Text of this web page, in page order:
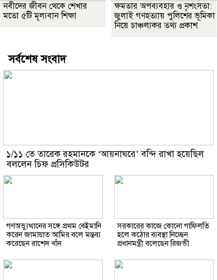
নবীদের জীবন থেকে শেখার
মতো ৫টি মূল্যবান শিক্ষা
ক্ষমতার অপব্যবহার ও নৃশংসতা:
জুলাই গণহত্যায় পুলিশের ভূমিকা
নিয়ে চাঞ্চল্যকর তথ্য প্রকাশ
সর্বশেষ সংবাদ
১/১১ তে তারেক রহমানকে ‘আয়নাঘরে’ বন্দি রাখা হয়েছিল
বললেন চিফ প্রসিকিউটর
গণঅভ্যুত্থানের সঙ্গে প্রথম বেইমানি
করেন জামায়াত আমির বলে মন্তব্য
করেছেন রাশেদ খাঁন
সরকারের কাজে কোনো গাফিলতি
হলে কঠোর ব্যবস্থা নিচ্ছেন
প্রধানমন্ত্রী বলেছেন রিজভী